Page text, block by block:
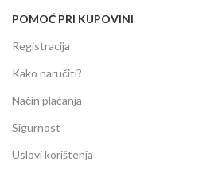
POMOĆ PRI KUPOVINI
Registracija
Kako naručiti?
Način plaćanja
Sigurnost
Uslovi korištenja